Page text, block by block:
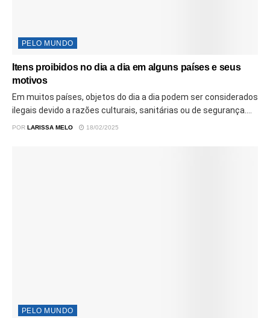
PELO MUNDO
Itens proibidos no dia a dia em alguns países e seus
motivos
Em muitos países, objetos do dia a dia podem ser considerados
ilegais devido a razões culturais, sanitárias ou de segurança....
POR LARISSA MELO 18/02/2025
PELO MUNDO